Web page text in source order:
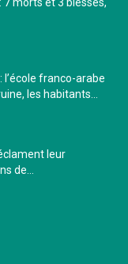
l’école franco-arabe
les habitants...
leur
de...